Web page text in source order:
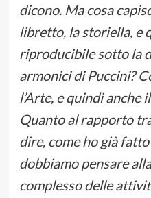
dicono. Ma cosa
libretto, la storiella, e
riproducibile sotto la
armonici di Puccini?
l’Arte, e quindi anche
Quanto al rapporto
dire, come ho già
dobbiamo pensare
complesso delle